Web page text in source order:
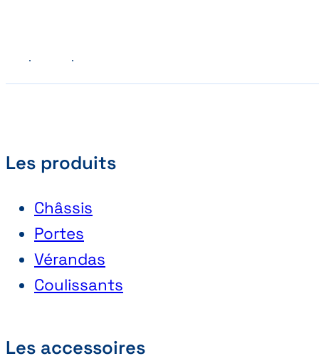
Les produits
Châssis
Portes
Vérandas
Coulissants
Les accessoires